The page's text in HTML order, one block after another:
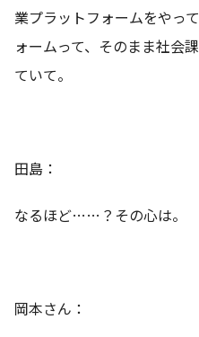
業プラットフォームをやっ
ォームって、そのまま社会
ていて。
田島：
なるほど……？その心は。
岡本さん：